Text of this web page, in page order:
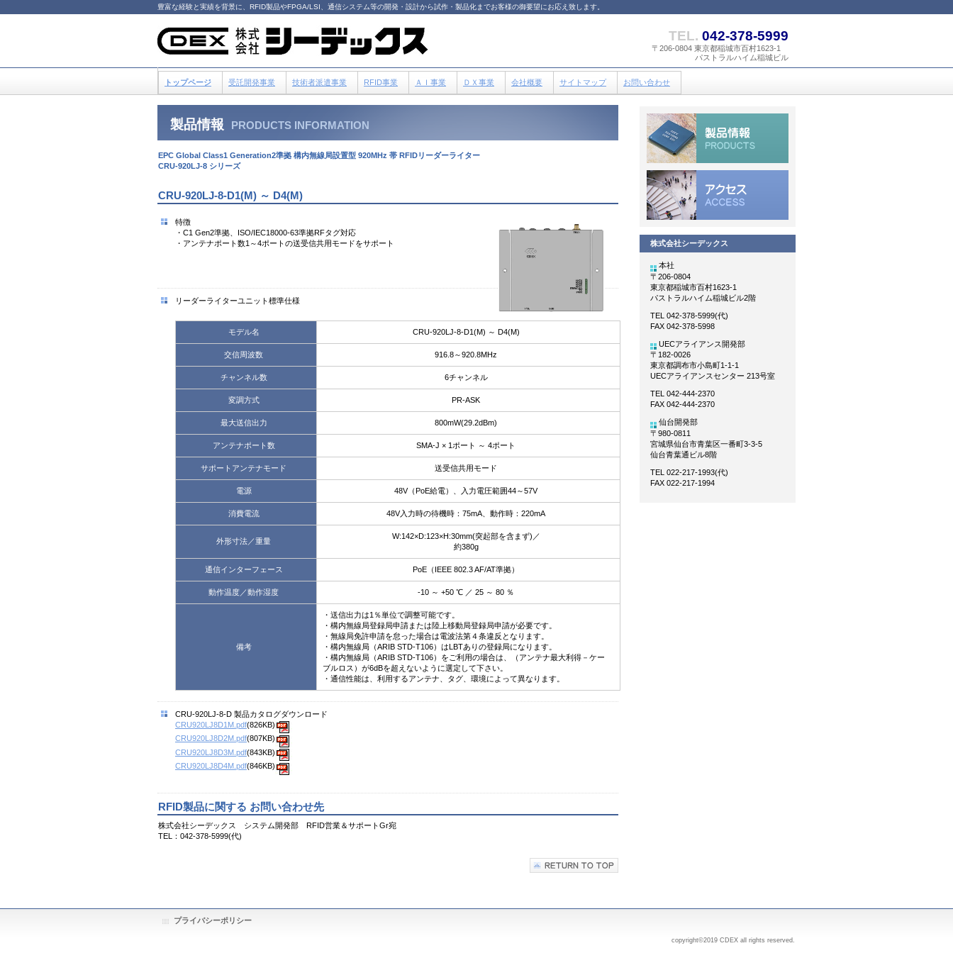
豊富な経験と実績を背景に、RFID製品やFPGA/LSI、通信システム等の開発・設計から試作・製品化までお客様の御要望にお応え致します。
TEL. 042-378-5999
〒206-0804 東京都稲城市百村1623-1
パストラルハイム稲城ビル
製品情報 PRODUCTS INFORMATION
EPC Global Class1 Generation2準拠 構内無線局設置型 920MHz 帯 RFIDリーダーライター
CRU-920LJ-8 シリーズ
CRU-920LJ-8-D1(M) ～ D4(M)
特徴
・C1 Gen2準拠、ISO/IEC18000-63準拠RFタグ対応
・アンテナポート数1～4ポートの送受信共用モードをサポート
リーダーライターユニット標準仕様
モデル名 CRU-920LJ-8-D1(M) ～ D4(M)
交信周波数 916.8～920.8MHz
チャンネル数 6チャンネル
変調方式 PR-ASK
最大送信出力 800mW(29.2dBm)
アンテナポート数 SMA-J × 1ポート ～ 4ポート
サポートアンテナモード 送受信共用モード
電源 48V（PoE給電）、入力電圧範囲44～57V
消費電流 48V入力時の待機時：75mA、動作時：220mA
外形寸法／重量
W:142×D:123×H:30mm(突起部を含まず)／
約380g
通信インターフェース PoE（IEEE 802.3 AF/AT準拠）
動作温度／動作湿度 -10 ～ +50 ℃ ／ 25 ～ 80 ％
備考
・送信出力は1％単位で調整可能です。
・構内無線局登録局申請または陸上移動局登録局申請が必要です。
・無線局免許申請を怠った場合は電波法第４条違反となります。
・構内無線局（ARIB STD-T106）はLBTありの登録局になります。
・構内無線局（ARIB STD-T106）をご利用の場合は、（アンテナ最大利得－ケー
ブルロス）が6dBを超えないように選定して下さい。
・通信性能は、利用するアンテナ、タグ、環境によって異なります。
CRU-920LJ-8-D 製品カタログダウンロード
CRU920LJ8D1M.pdf(826KB)
CRU920LJ8D2M.pdf(807KB)
CRU920LJ8D3M.pdf(843KB)
CRU920LJ8D4M.pdf(846KB)
RFID製品に関する お問い合わせ先
株式会社シーデックス システム開発部 RFID営業＆サポートGr宛
TEL：042-378-5999(代)
トップページ 受託開発事業 技術者派遣事業 RFID事業 ＡＩ事業 ＤＸ事業 会社概要 サイトマップ お問い合わせ
株式会社シーデックス
本社
〒206-0804
東京都稲城市百村1623-1
パストラルハイム稲城ビル2階
TEL 042-378-5999(代)
FAX 042-378-5998
UECアライアンス開発部
〒182-0026
東京都調布市小島町1-1-1
UECアライアンスセンター 213号室
TEL 042-444-2370
FAX 042-444-2370
仙台開発部
〒980-0811
宮城県仙台市青葉区一番町3-3-5
仙台青葉通ビル8階
TEL 022-217-1993(代)
FAX 022-217-1994
copyright©2019 CDEX all rights reserved.
プライバシーポリシー